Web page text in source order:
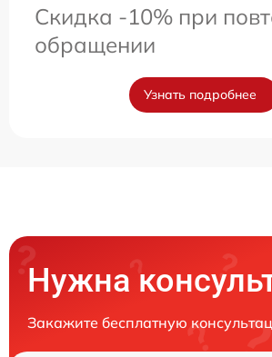
Скидка -10% при
обращении
Узнать подробнее
Нужна
Закажите бесплатную